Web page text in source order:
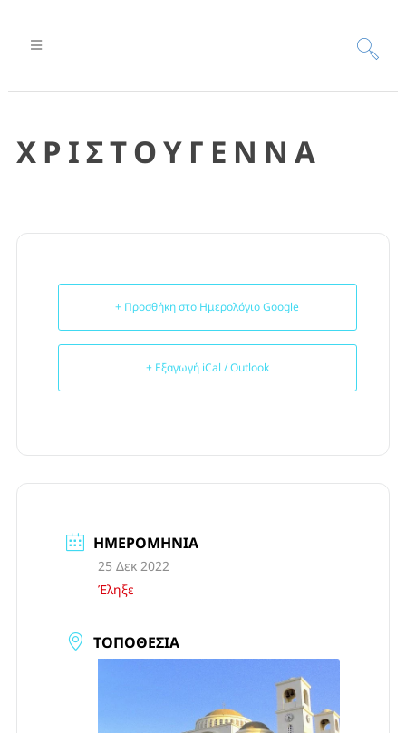
Χ Ρ Ι Σ Τ Ο Υ Γ Ε Ν Ν Α
+ Προσθήκη στο Ημερολόγιο Google
+ Εξαγωγή iCal / Outlook
ΗΜΕΡΟΜΗΝΊΑ
25 Δεκ 2022
Έληξε
ΤΟΠΟΘΕΣΊΑ